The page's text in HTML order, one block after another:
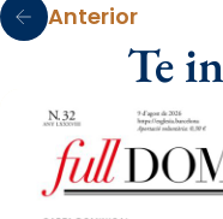
Anterior
Te